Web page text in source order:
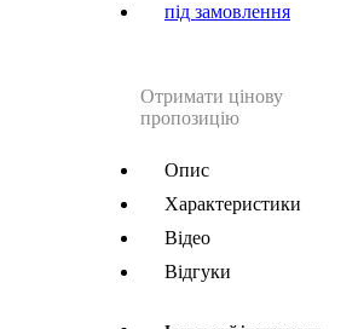
під замовлення
Отримати цінову
пропозицію
Опис
Характеристики
Відео
Відгуки